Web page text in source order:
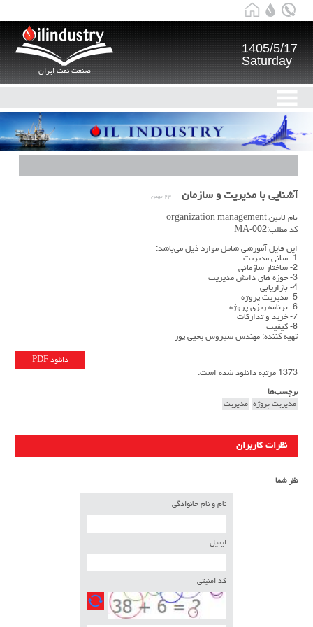
صنعت نفت ایران
1405/5/17
Saturday
آشنایی با مدیریت و سازمان ۲۴ بهمن
نام لاتین:organization management
کد مطلب:MA-002
این فایل آموزشی شامل موارد ذیل می‌باشد:
1- مبانی مديريت
2- ساختار سازمانی
3- حوزه هاي دانش مديريت
4- بازاريابی
5- مديريت پروژه
6- برنامه ريزي پروژه
7- خريد و تدارکات
8- کیفیت
تهیه کننده: مهندس سیروس یحیی پور
دانلود PDF
1373 مرتبه دانلود شده است.
برچسب‌ها
مديريت پروژه مدیریت
نظرات کاربران
نظر شما
نام و نام خانوادگی
ایمیل
کد امنیتی